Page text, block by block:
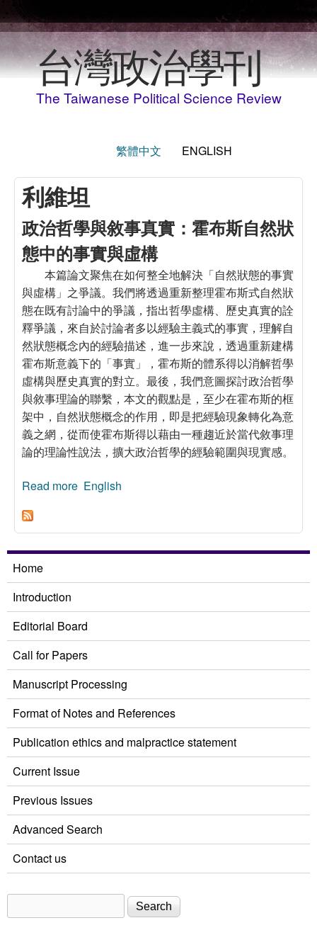
台灣政治學刊
The Taiwanese Political Science Review
繁體中文 ENGLISH
利維坦
政治哲學與敘事真實：霍布斯自然狀
態中的事實與虛構
本篇論文聚焦在如何整全地解決「自然狀態的事實
與虛構」之爭議。我們將透過重新整理霍布斯式自然狀
態在既有討論中的爭議，指出哲學虛構、歷史真實的詮
釋爭議，來自於討論者多以經驗主義式的事實，理解自
然狀態概念內的經驗描述，進一步來說，透過重新建構
霍布斯意義下的「事實」，霍布斯的體系得以消解哲學
虛構與歷史真實的對立。最後，我們意圖探討政治哲學
與敘事理論的聯繫，本文的觀點是，至少在霍布斯的框
架中，自然狀態概念的作用，即是把經驗現象轉化為意
義之網，從而使霍布斯得以藉由一種趨近於當代敘事理
論的理論性說法，擴大政治哲學的經驗範圍與現實感。
Read more about 政治哲學與敘事真實：霍布斯自然狀態中
English
Home
Introduction
Editorial Board
Call for Papers
Manuscript Processing
Format of Notes and References
Publication ethics and malpractice statement
Current Issue
Previous Issues
Advanced Search
Contact us
Search form